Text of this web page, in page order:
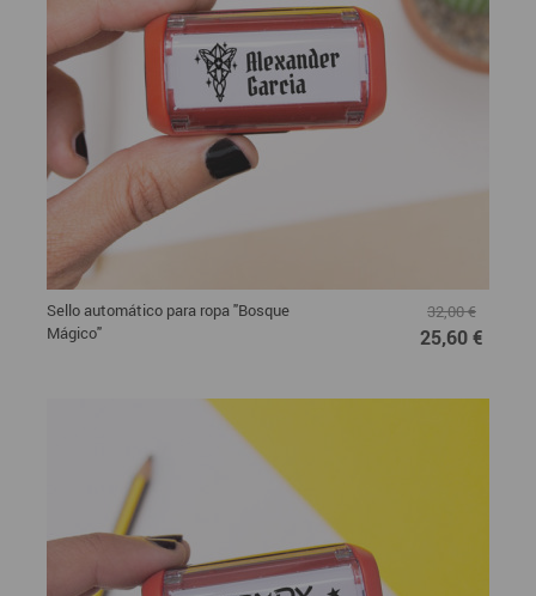
Sello automático para ropa "Bosque
Mágico"
32,00 €
25,60 €